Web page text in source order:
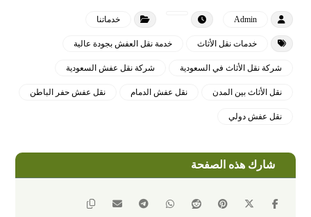
Admin خدماتنا
خدمات نقل الأثاث خدمة نقل العفش بجودة عالية
شركة نقل الأثاث في السعودية شركة نقل عفش السعودية
نقل الأثاث بين المدن نقل عفش الدمام نقل عفش حفر الباطن
نقل عفش دولي